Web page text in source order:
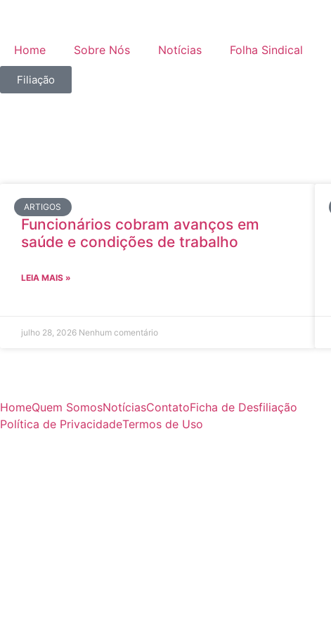
Home Sobre Nós Notícias Folha Sindical
Filiação
ARTIGOS
Funcionários cobram avanços em
saúde e condições de trabalho
LEIA MAIS »
julho 28, 2026 Nenhum comentário
HomeQuem SomosNotíciasContatoFicha de Desfiliação
Política de PrivacidadeTermos de Uso